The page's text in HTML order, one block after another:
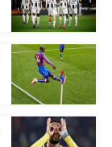
رياضة نسائية
آسيا
أمريكا
ركن الألعاب